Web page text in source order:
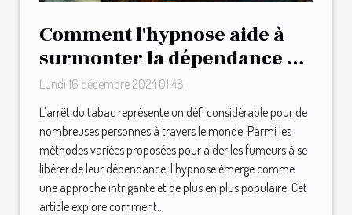
Comment l'hypnose aide à
surmonter la dépendance au
tabac
Lundi 16 décembre 2024 01:48
L'arrêt du tabac représente un défi considérable pour de
nombreuses personnes à travers le monde. Parmi les
méthodes variées proposées pour aider les fumeurs à se
libérer de leur dépendance, l'hypnose émerge comme
une approche intrigante et de plus en plus populaire. Cet
article explore comment...